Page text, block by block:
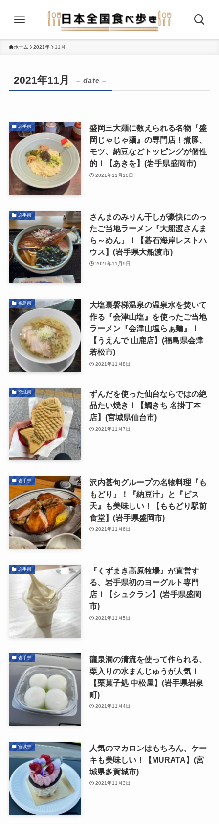
ホーム 2021年 11月
2021年11月 – date –
岩手県
盛岡三大麺に数えられる名物『盛
岡じゃじゃ麺』の専門店！煮豚、
モツ、納豆などトッピングが個性
的！【あきを】(岩手県盛岡市)
2021年11月10日
岩手県
さんまのみりん干しが豪快にのっ
たご当地ラーメン『大船渡さんま
ら～めん』！【碁石海岸レストハ
ウス】(岩手県大船渡市)
2021年11月9日
福島県
大塩裏磐梯温泉の温泉水を焚いて
作る『会津山塩』を使ったご当地
ラーメン『会津山塩らぁ麺』！
【うえんで 山鹿店】(福島県会津
若松市)
2021年11月8日
宮城県
ずんだを使った仙台ならではの絶
品たい焼き！【鯛きち 名掛丁本
店】(宮城県仙台市)
2021年11月7日
岩手県
沢内甚句グループの名物料理『も
もどり』！『納豆汁』と『ビス
天』も美味しい！【ももどり駅前
食堂】(岩手県盛岡市)
2021年11月6日
岩手県
『くずまき高原牧場』が直営す
る、岩手県初のヨーグルト専門
店！【シュクラン】(岩手県盛岡
市)
2021年11月5日
岩手県
龍泉洞の清流を使って作られる、
栗入りの水まんじゅうが人気！
【栗菓子処 中松屋】(岩手県岩泉
町)
2021年11月4日
宮城県
人気のマカロンはもちろん、ケー
キも美味しい！【MURATA】(宮
城県多賀城市)
2021年11月3日